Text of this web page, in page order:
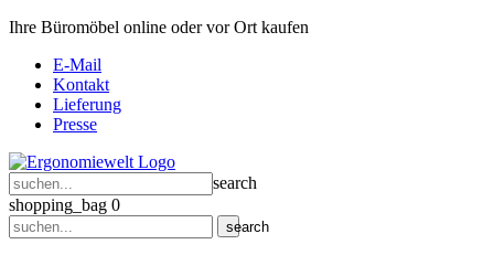
Ihre Büromöbel online oder vor Ort kaufen
E-Mail
Kontakt
Lieferung
Presse
search
shopping_bag 0
search